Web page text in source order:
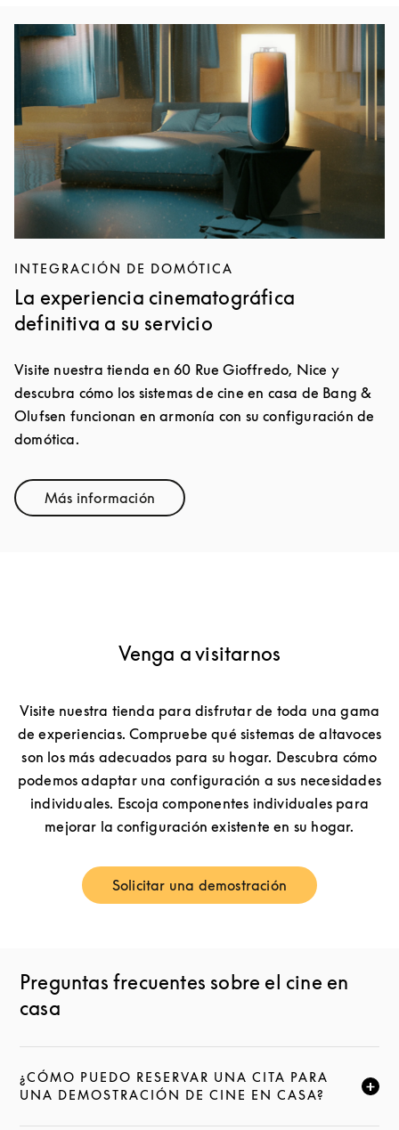
Imagen del evento
INTEGRACIÓN DE DOMÓTICA
La experiencia cinematográfica
definitiva a su servicio
Visite nuestra tienda en 60 Rue Gioffredo, Nice y
descubra cómo los sistemas de cine en casa de Bang &
Olufsen funcionan en armonía con su configuración de
domótica.
Más informaciónLink Opens in New Tab
Venga a visitarnos
Visite nuestra tienda para disfrutar de toda una gama
de experiencias. Compruebe qué sistemas de altavoces
son los más adecuados para su hogar. Descubra cómo
podemos adaptar una configuración a sus necesidades
individuales. Escoja componentes individuales para
mejorar la configuración existente en su hogar.
Solicitar una demostración
Link Opens in New Tab
Preguntas frecuentes sobre el cine en
casa
¿CÓMO PUEDO RESERVAR UNA CITA PARA
UNA DEMOSTRACIÓN DE CINE EN CASA?
HAZ CLIC PARA AMPLIAR ESTA DESCRIPCIÓN Y